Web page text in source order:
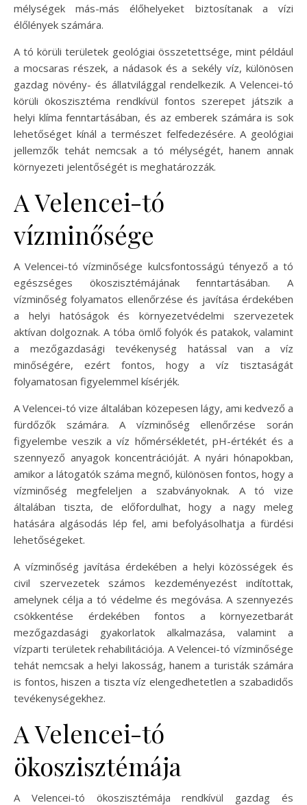
mélységek más-más élőhelyeket biztosítanak a vízi
élőlények számára.
A tó körüli területek geológiai összetettsége, mint például
a mocsaras részek, a nádasok és a sekély víz, különösen
gazdag növény- és állatvilággal rendelkezik. A Velencei-tó
körüli ökoszisztéma rendkívül fontos szerepet játszik a
helyi klíma fenntartásában, és az emberek számára is sok
lehetőséget kínál a természet felfedezésére. A geológiai
jellemzők tehát nemcsak a tó mélységét, hanem annak
környezeti jelentőségét is meghatározzák.
A Velencei-tó
vízminősége
A Velencei-tó vízminősége kulcsfontosságú tényező a tó
egészséges ökoszisztémájának fenntartásában. A
vízminőség folyamatos ellenőrzése és javítása érdekében
a helyi hatóságok és környezetvédelmi szervezetek
aktívan dolgoznak. A tóba ömlő folyók és patakok, valamint
a mezőgazdasági tevékenység hatással van a víz
minőségére, ezért fontos, hogy a víz tisztaságát
folyamatosan figyelemmel kísérjék.
A Velencei-tó vize általában közepesen lágy, ami kedvező a
fürdőzők számára. A vízminőség ellenőrzése során
figyelembe veszik a víz hőmérsékletét, pH-értékét és a
szennyező anyagok koncentrációját. A nyári hónapokban,
amikor a látogatók száma megnő, különösen fontos, hogy a
vízminőség megfeleljen a szabványoknak. A tó vize
általában tiszta, de előfordulhat, hogy a nagy meleg
hatására algásodás lép fel, ami befolyásolhatja a fürdési
lehetőségeket.
A vízminőség javítása érdekében a helyi közösségek és
civil szervezetek számos kezdeményezést indítottak,
amelynek célja a tó védelme és megóvása. A szennyezés
csökkentése érdekében fontos a környezetbarát
mezőgazdasági gyakorlatok alkalmazása, valamint a
vízparti területek rehabilitációja. A Velencei-tó vízminősége
tehát nemcsak a helyi lakosság, hanem a turisták számára
is fontos, hiszen a tiszta víz elengedhetetlen a szabadidős
tevékenységekhez.
A Velencei-tó
ökoszisztémája
A Velencei-tó ökoszisztémája rendkívül gazdag és